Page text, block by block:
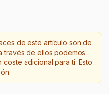
de este artículo son de
través de ellos podemos
adicional para ti. Esto